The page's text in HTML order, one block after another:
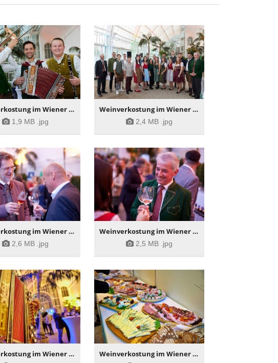
Weinverkostung im Wiener Palmenhaus
1,9 MB .jpg
Weinverkostung im Wiener Palmenhaus
2,4 MB .jpg
Weinverkostung im Wiener Palmenhaus
2,6 MB .jpg
Weinverkostung im Wiener Palmenhaus
2,5 MB .jpg
Weinverkostung im Wiener Palmenhaus Weinverkostung im Wiener Palmenhaus